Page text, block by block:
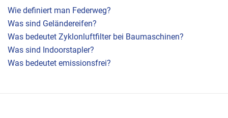
Wie definiert man Federweg?
Was sind Geländereifen?
Was bedeutet Zyklonluftfilter bei Baumaschinen?
Was sind Indoorstapler?
Was bedeutet emissionsfrei?